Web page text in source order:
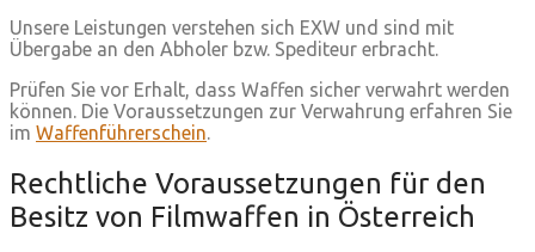
Unsere Leistungen verstehen sich EXW und sind mit
Übergabe an den Abholer bzw. Spediteur erbracht.
Prüfen Sie vor Erhalt, dass Waffen sicher verwahrt werden
können. Die Voraussetzungen zur Verwahrung erfahren Sie
im Waffenführerschein.
Rechtliche Voraussetzungen für den
Besitz von Filmwaffen in Österreich